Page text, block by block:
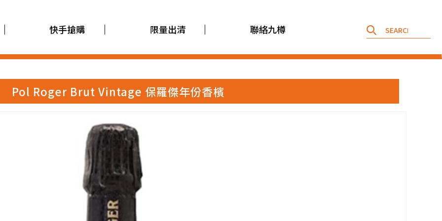
快手搶購 限量出清 聯絡九樽
Pol Roger Brut Vintage 保羅傑年份香檳